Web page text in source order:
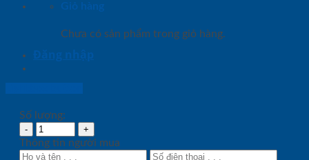
Giỏ hàng
Chưa có sản phẩm trong giỏ hàng.
Đăng nhập
Số lượng:
Thông tin người mua